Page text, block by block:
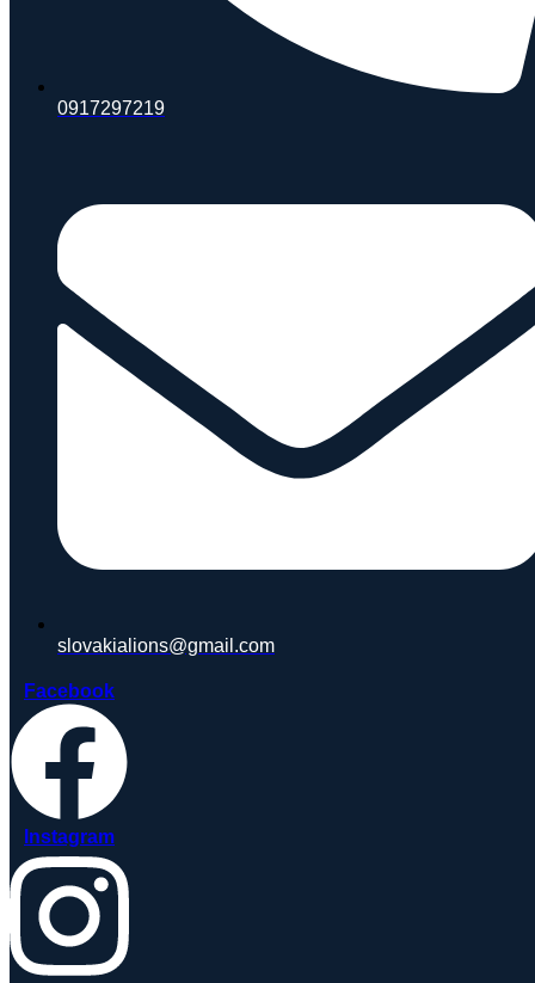
0917297219
slovakialions@gmail.com
Facebook
Instagram